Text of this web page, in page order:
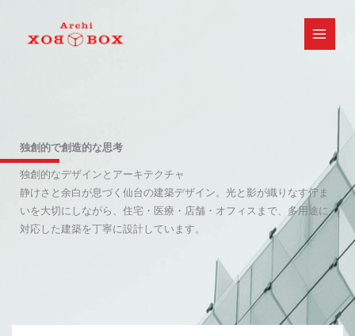
独創的で創造的な思考
独創的なデザインとアーキテクチャ
静けさと余白が息づく仙台の建築デザイン。光と影が織りなす佇ま
いを大切にしながら、住宅・医療・店舗・オフィスまで、多用途に
対応した建築を丁寧に設計しています。